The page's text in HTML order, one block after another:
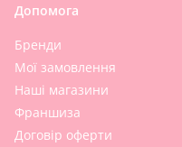
Допомога
Бренди
Мої замовлення
Наші магазини
Франшиза
Договір оферти